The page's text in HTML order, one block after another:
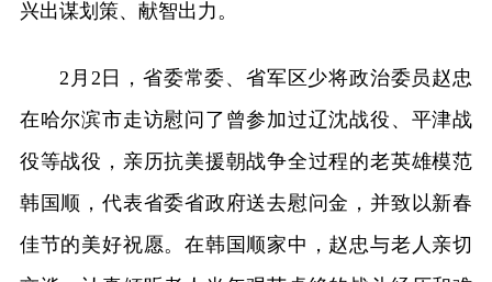
兴出谋划策、献智出力。
2月2日，省委常委、省军区少将政治委员赵忠
在哈尔滨市走访慰问了曾参加过辽沈战役、平津战
役等战役，亲历抗美援朝战争全过程的老英雄模范
韩国顺，代表省委省政府送去慰问金，并致以新春
佳节的美好祝愿。在韩国顺家中，赵忠与老人亲切